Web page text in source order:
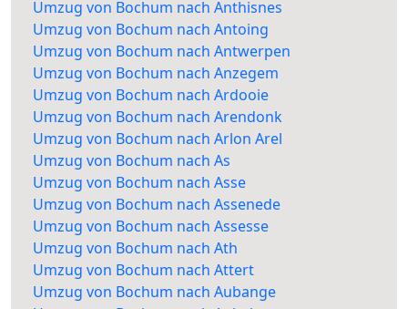
Umzug von Bochum nach Anthisnes
Umzug von Bochum nach Antoing
Umzug von Bochum nach Antwerpen
Umzug von Bochum nach Anzegem
Umzug von Bochum nach Ardooie
Umzug von Bochum nach Arendonk
Umzug von Bochum nach Arlon Arel
Umzug von Bochum nach As
Umzug von Bochum nach Asse
Umzug von Bochum nach Assenede
Umzug von Bochum nach Assesse
Umzug von Bochum nach Ath
Umzug von Bochum nach Attert
Umzug von Bochum nach Aubange